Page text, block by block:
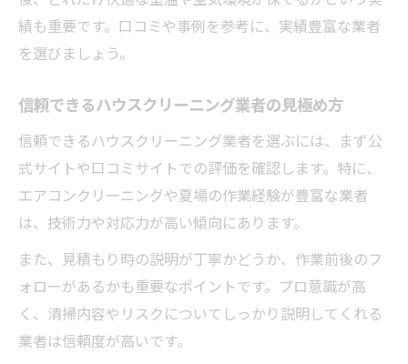
績も重要です。口コミや事例を参考に、実績豊富な業者
を選びましょう。
信頼できるハウスクリーニング業者の見極め方
信頼できるハウスクリーニング業者を選ぶには、まず公
式サイトや口コミサイトでの評価を確認します。特に、
エアコンクリーニングや夏場の作業経験が豊富な業者
は、技術力や対応力が高い傾向にあります。
また、見積もり時の説明が丁寧かどうか、作業前後のフ
ォローがあるかも重要なポイントです。プロ意識が高
く、清掃内容やリスクについてしっかり説明してくれる
業者は信頼度が高いです。